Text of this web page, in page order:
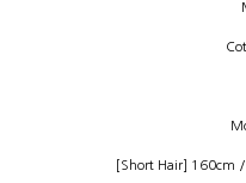
[Short Hair] 160cm